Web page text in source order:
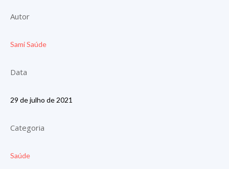
Autor
Sami Saúde
Data
29 de julho de 2021
Categoria
Saúde